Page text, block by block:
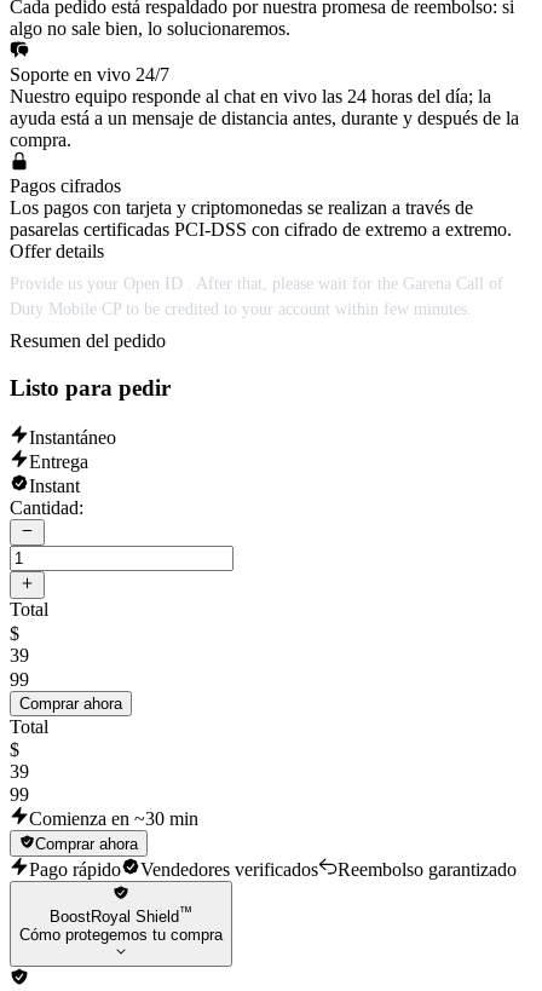
Cada pedido está respaldado por nuestra promesa de reembolso: si
algo no sale bien, lo solucionaremos.
Soporte en vivo 24/7
Nuestro equipo responde al chat en vivo las 24 horas del día; la
ayuda está a un mensaje de distancia antes, durante y después de la
compra.
Pagos cifrados
Los pagos con tarjeta y criptomonedas se realizan a través de
pasarelas certificadas PCI-DSS con cifrado de extremo a extremo.
Offer details
Provide us your Open ID . After that, please wait for the Garena Call of
Duty Mobile CP to be credited to your account within few minutes.
Resumen del pedido
Listo para pedir
Instantáneo
Entrega
Instant
Cantidad:
Total
$
39
99
Comprar ahora
Total
$
39
99
Comienza en ~30 min
Comprar ahora
Pago rápido Vendedores verificados Reembolso garantizado
BoostRoyal Shield™
Cómo protegemos tu compra